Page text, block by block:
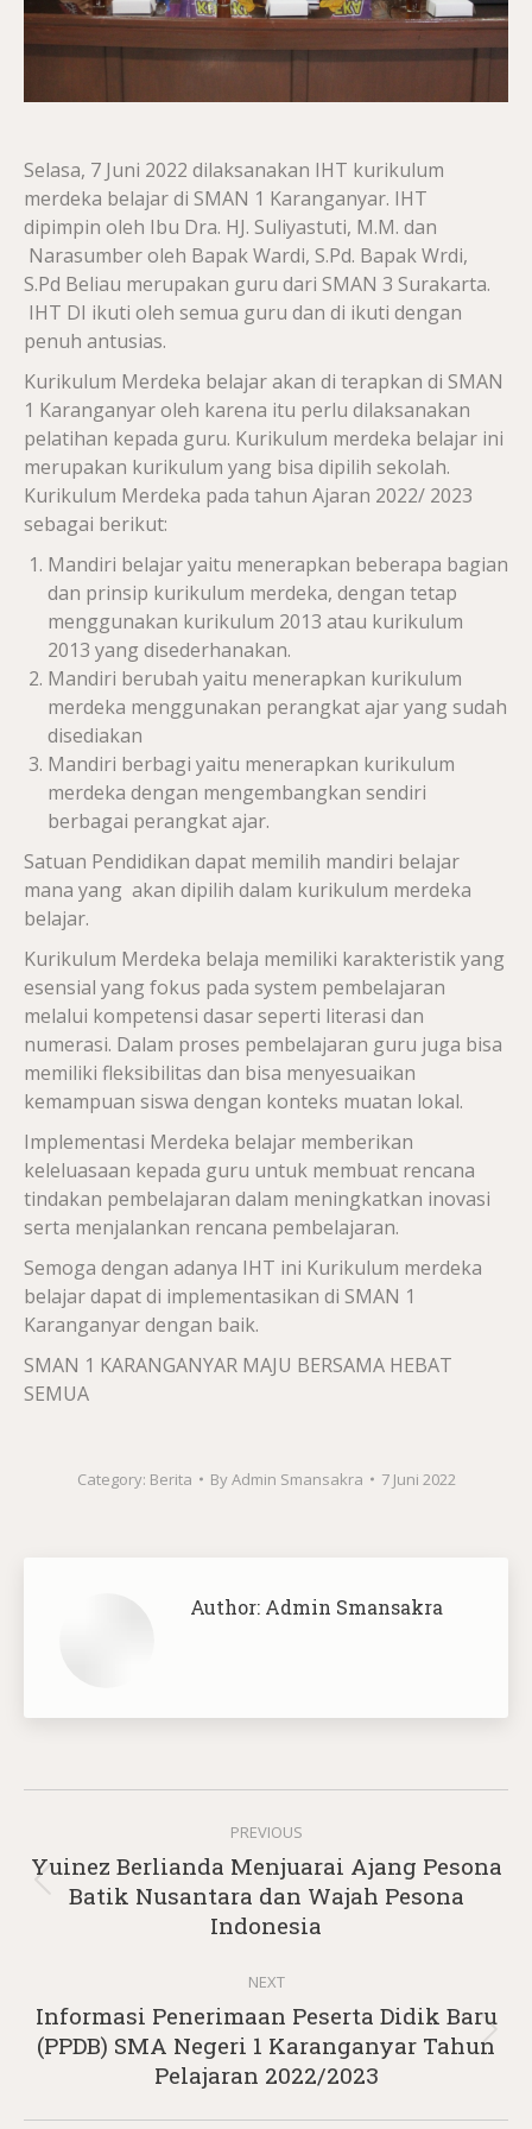
Selasa, 7 Juni 2022 dilaksanakan IHT kurikulum
merdeka belajar di SMAN 1 Karanganyar. IHT
dipimpin oleh Ibu Dra. HJ. Suliyastuti, M.M. dan
Narasumber oleh Bapak Wardi, S.Pd. Bapak Wrdi,
S.Pd Beliau merupakan guru dari SMAN 3 Surakarta.
IHT DI ikuti oleh semua guru dan di ikuti dengan
penuh antusias.
Kurikulum Merdeka belajar akan di terapkan di SMAN
1 Karanganyar oleh karena itu perlu dilaksanakan
pelatihan kepada guru. Kurikulum merdeka belajar ini
merupakan kurikulum yang bisa dipilih sekolah.
Kurikulum Merdeka pada tahun Ajaran 2022/ 2023
sebagai berikut:
Mandiri belajar yaitu menerapkan beberapa bagian
dan prinsip kurikulum merdeka, dengan tetap
menggunakan kurikulum 2013 atau kurikulum
2013 yang disederhanakan.
Mandiri berubah yaitu menerapkan kurikulum
merdeka menggunakan perangkat ajar yang sudah
disediakan
Mandiri berbagi yaitu menerapkan kurikulum
merdeka dengan mengembangkan sendiri
berbagai perangkat ajar.
Satuan Pendidikan dapat memilih mandiri belajar
mana yang akan dipilih dalam kurikulum merdeka
belajar.
Kurikulum Merdeka belaja memiliki karakteristik yang
esensial yang fokus pada system pembelajaran
melalui kompetensi dasar seperti literasi dan
numerasi. Dalam proses pembelajaran guru juga bisa
memiliki fleksibilitas dan bisa menyesuaikan
kemampuan siswa dengan konteks muatan lokal.
Implementasi Merdeka belajar memberikan
keleluasaan kepada guru untuk membuat rencana
tindakan pembelajaran dalam meningkatkan inovasi
serta menjalankan rencana pembelajaran.
Semoga dengan adanya IHT ini Kurikulum merdeka
belajar dapat di implementasikan di SMAN 1
Karanganyar dengan baik.
SMAN 1 KARANGANYAR MAJU BERSAMA HEBAT
SEMUA
Category: Berita ByAdmin Smansakra 7 Juni 2022
Author: Admin Smansakra
navigation
PREVIOUS
Previous
post:
Yuinez Berlianda Menjuarai Ajang Pesona
Batik Nusantara dan Wajah Pesona
Indonesia
NEXT
Next
post:
Informasi Penerimaan Peserta Didik Baru
(PPDB) SMA Negeri 1 Karanganyar Tahun
Pelajaran 2022/2023